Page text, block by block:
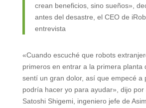
crean beneficios, sino sueños»,
antes del desastre, el CEO de
entrevista
«Cuando escuché que robots
primeros en entrar a la primera planta
sentí un gran dolor, así que empecé a
podría hacer yo para ayudar», dijo
Satoshi Shigemi, ingeniero jefe de